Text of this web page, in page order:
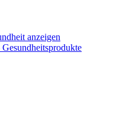
anzeigen